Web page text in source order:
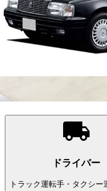
広島県の市区町村を選
こだわり条件を追加する
ドライバー
トラック運転手・タクシー